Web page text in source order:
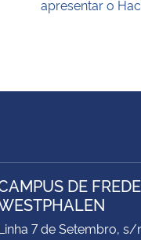
apresentar o
DE
7 de Setembro, s/